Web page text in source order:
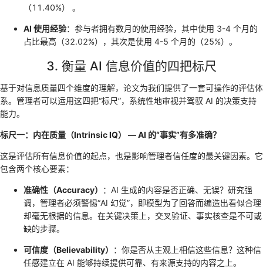
（11.40%） 。
AI 使用经验：参与者拥有数月的使用经验，其中使用 3-4 个月的
占比最高（32.02%），其次是使用 4-5 个月的（25%）。
3. 衡量 AI 信息价值的四把标尺
基于对信息质量四个维度的理解，论文为我们提供了一套可操作的评估体
系。管理者可以运用这四把“标尺”，系统性地审视并驾驭 AI 的决策支持
能力。
标尺一：内在质量（Intrinsic IQ） — AI 的“事实”有多准确？
这是评估所有信息价值的起点，也是影响管理者信任度的最关键因素。它
包含两个核心要素：
准确性（Accuracy）
：AI 生成的内容是否正确、无误？研究强
调，管理者必须警惕“AI 幻觉”，即模型为了回答而编造出看似合理
却毫无根据的信息。在关键决策上，交叉验证、事实核查是不可或
缺的步骤。
可信度（Believability）
：你是否从主观上相信这些信息？这种信
任感建立在 AI 能够持续提供可靠、有来源支持的内容之上。